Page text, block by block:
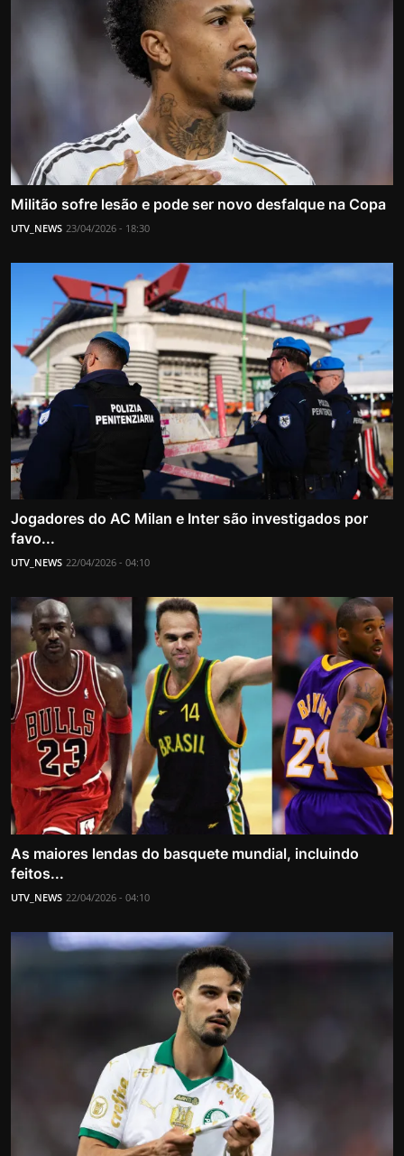
Militão sofre lesão e pode ser novo desfalque na Copa
UTV_NEWS 23/04/2026 - 18:30
Jogadores do AC Milan e Inter são investigados por
favo...
UTV_NEWS 22/04/2026 - 04:10
As maiores lendas do basquete mundial, incluindo
feitos...
UTV_NEWS 22/04/2026 - 04:10